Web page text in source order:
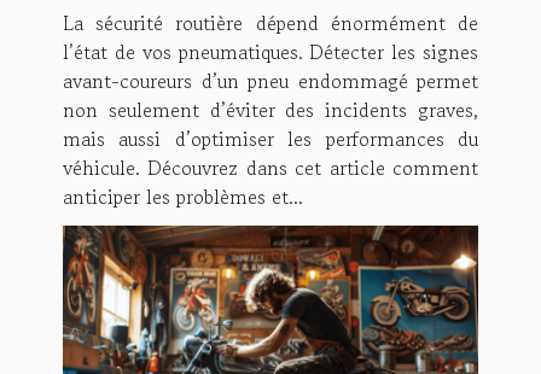
catastrophe ?
La sécurité routière dépend énormément de
l’état de vos pneumatiques. Détecter les signes
avant-coureurs d’un pneu endommagé permet
non seulement d’éviter des incidents graves,
mais aussi d’optimiser les performances du
véhicule. Découvrez dans cet article comment
anticiper les problèmes et...